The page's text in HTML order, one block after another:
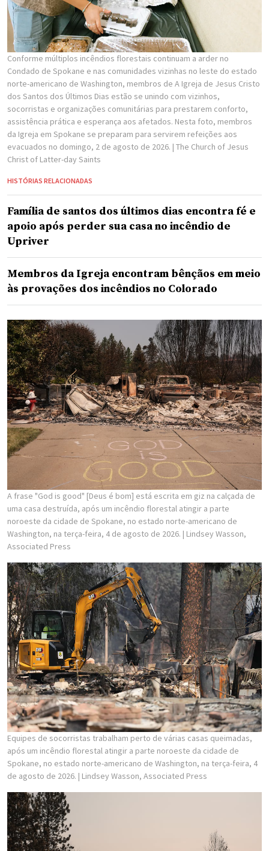
Conforme múltiplos incêndios florestais continuam a arder no
Condado de Spokane e nas comunidades vizinhas no leste do estado
norte-americano de Washington, membros de A Igreja de Jesus Cristo
dos Santos dos Últimos Dias estão se unindo com vizinhos,
socorristas e organizações comunitárias para prestarem conforto,
assistência prática e esperança aos afetados. Nesta foto, membros
da Igreja em Spokane se preparam para servirem refeições aos
evacuados no domingo, 2 de agosto de 2026. | The Church of Jesus
Christ of Latter-day Saints
HISTÓRIAS RELACIONADAS
Família de santos dos últimos dias encontra fé e
apoio após perder sua casa no incêndio de
Upriver
Membros da Igreja encontram bênçãos em meio
às provações dos incêndios no Colorado
A frase "God is good" [Deus é bom] está escrita em giz na calçada de
uma casa destruída, após um incêndio florestal atingir a parte
noroeste da cidade de Spokane, no estado norte-americano de
Washington, na terça-feira, 4 de agosto de 2026. | Lindsey Wasson,
Associated Press
Equipes de socorristas trabalham perto de várias casas queimadas,
após um incêndio florestal atingir a parte noroeste da cidade de
Spokane, no estado norte-americano de Washington, na terça-feira, 4
de agosto de 2026. | Lindsey Wasson, Associated Press